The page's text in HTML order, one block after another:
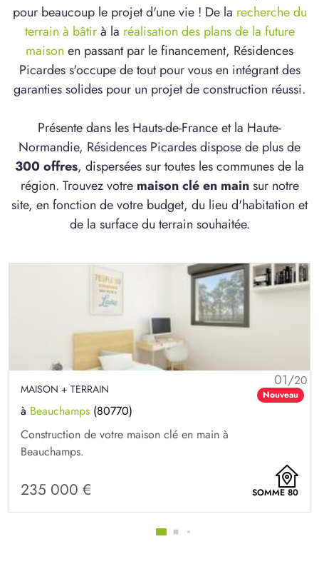
pour beaucoup le projet d'une vie ! De la recherche du
terrain à bâtirà la réalisation des plans de la future
maison en passant par le financement, Résidences
Picardes s'occupe de tout pour vous en intégrant des
garanties solides pour un projet de construction réussi.
Présente dans les Hauts-de-France et la Haute-
Normandie, Résidences Picardes dispose de plus de
300 offres, dispersées sur toutes les communes de la
région. Trouvez votre maison clé en mainsur notre
site, en fonction de votre budget, du lieu d'habitation et
de la surface du terrain souhaitée.
MAISON + TERRAIN
àSaint-Nicolas-d'Aliermont
Construction de votre maison clé en main à Saint-
Nicolas-d'Aliermont.
171 800 € SEINE